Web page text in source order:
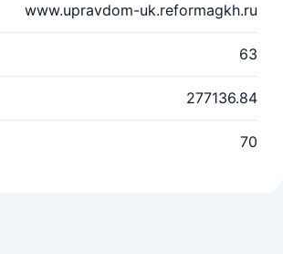
www.upravdom-uk.reformagkh.ru
63
277136.84
70